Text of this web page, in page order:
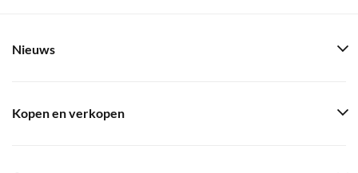
Nieuws
Kopen en verkopen